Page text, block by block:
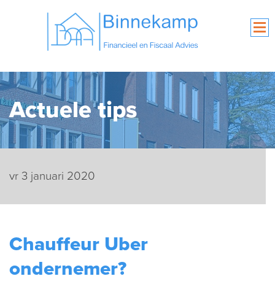
Actuele tips
vr 3 januari 2020
Chauffeur Uber
ondernemer?